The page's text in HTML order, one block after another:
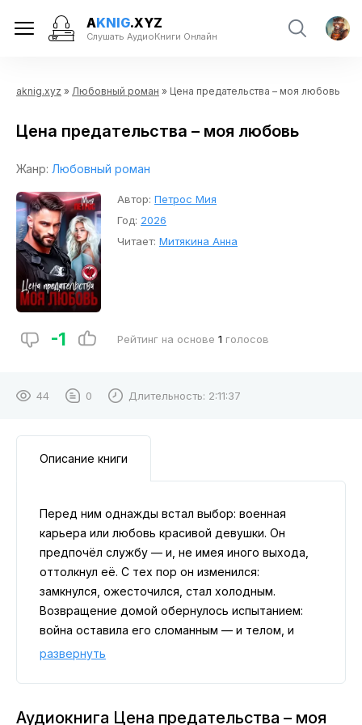
AKNIG.XYZ
Слушать АудиоКниги Онлайн
aknig.xyz » Любовный роман » Цена предательства – моя любовь
Цена предательства – моя любовь
Жанр: Любовный роман
Автор: Петрос Мия
Год: 2026
Читает: Митякина Анна
-1 Рейтинг на основе 1 голосов
44 0 Длительность: 2:11:37
Описание книги
Перед ним однажды встал выбор: военная
карьера или любовь красивой девушки. Он
предпочёл службу — и, не имея иного выхода,
оттолкнул её. С тех пор он изменился:
замкнулся, ожесточился, стал холодным.
Возвращение домой обернулось испытанием:
война оставила его сломанным — и телом, и
душой. Но она смогла простить, потому что
Кто возьмёт верх: он — тот, кто ждёт её, но
развернуть
Аудиокнига Цена предательства – моя